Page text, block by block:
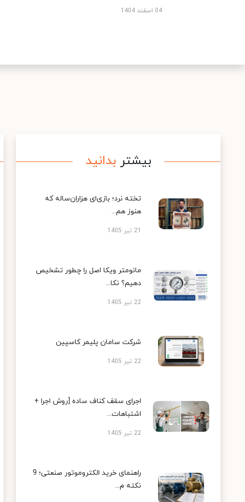
04 اسفند 1404
بیشتر بدانید
تخته نرد؛ بازی‌ای هزاران‌ساله که
هنوز هم...
21 تیر 1405
مانومتر ویکا اصل را چطور تشخیص
دهیم؟ نکا...
22 تیر 1405
شرکت سامان پلیمر کاسپین
22 تیر 1405
اجرای سقف کناف ساده [روش اجرا +
اشتباهات...
22 تیر 1405
راهنمای خرید الکتروموتور صنعتی؛ 9
نکته م...